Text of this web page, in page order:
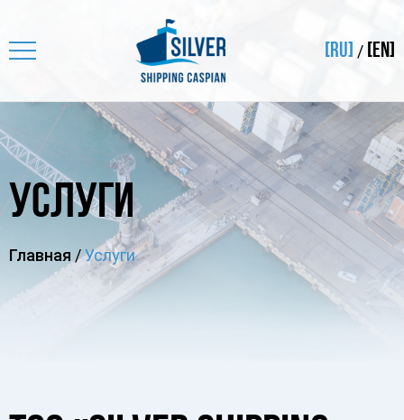
[RU] / [EN]
УСЛУГИ
Главная /Услуги